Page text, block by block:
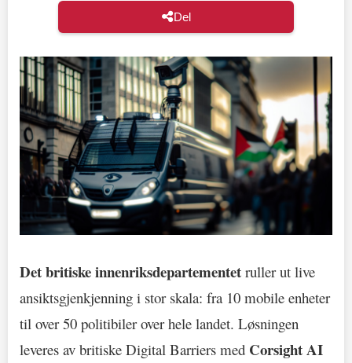
Del
Det britiske innenriksdepartementet ruller ut live
ansiktsgjenkjenning i stor skala: fra 10 mobile enheter
til over 50 politibiler over hele landet. Løsningen
leveres av britiske Digital Barriers med Corsight AI